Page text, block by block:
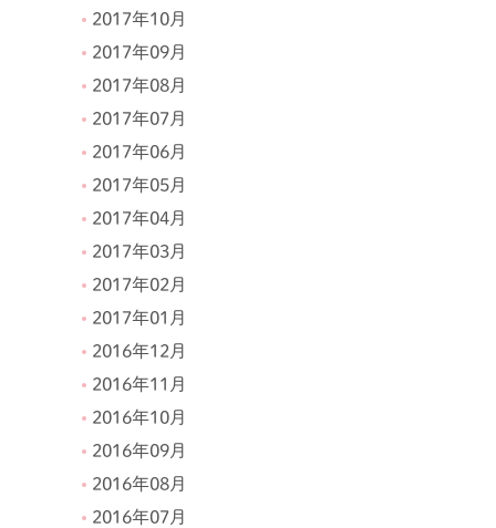
2017年10月
2017年09月
2017年08月
2017年07月
2017年06月
2017年05月
2017年04月
2017年03月
2017年02月
2017年01月
2016年12月
2016年11月
2016年10月
2016年09月
2016年08月
2016年07月